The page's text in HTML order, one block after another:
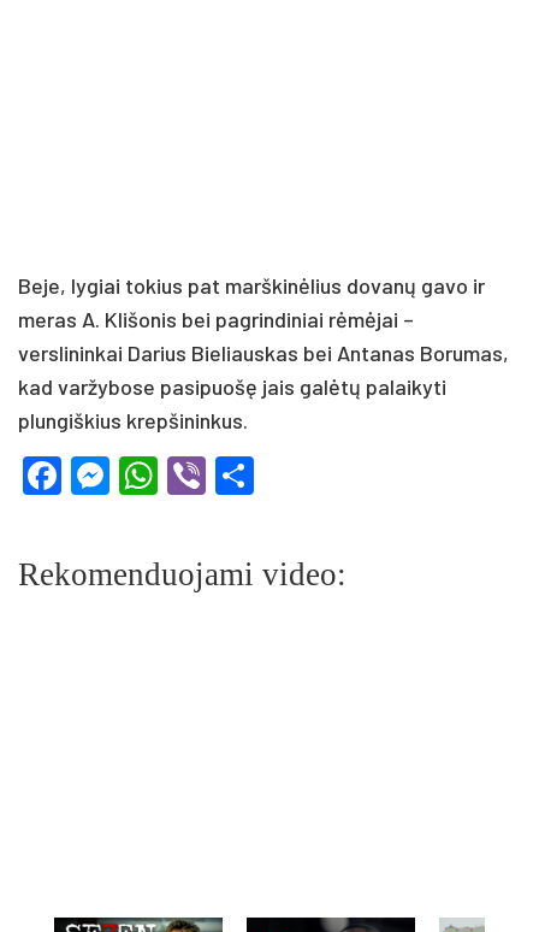
Beje, lygiai tokius pat marškinėlius dovanų gavo ir
meras A. Klišonis bei pagrindiniai rėmėjai –
verslininkai Darius Bieliauskas bei Antanas Borumas,
kad varžybose pasipuošę jais galėtų palaikyti
plungiškius krepšininkus.
Facebook
Messenger
WhatsApp
Viber
Rekomenduojami video: